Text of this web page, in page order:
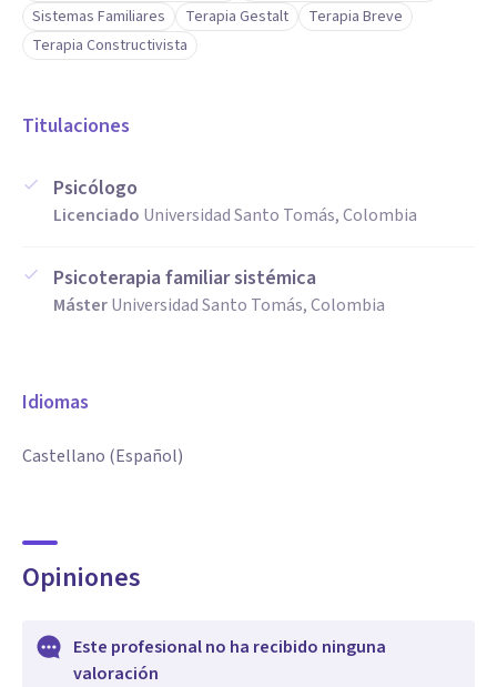
Sistemas Familiares
Terapia Gestalt
Terapia Breve
Terapia Constructivista
Titulaciones
Psicólogo
Licenciado Universidad Santo Tomás, Colombia
Psicoterapia familiar sistémica
MásterUniversidad Santo Tomás, Colombia
Idiomas
Castellano (Español)
Opiniones
Este profesional no ha recibido ninguna
valoración